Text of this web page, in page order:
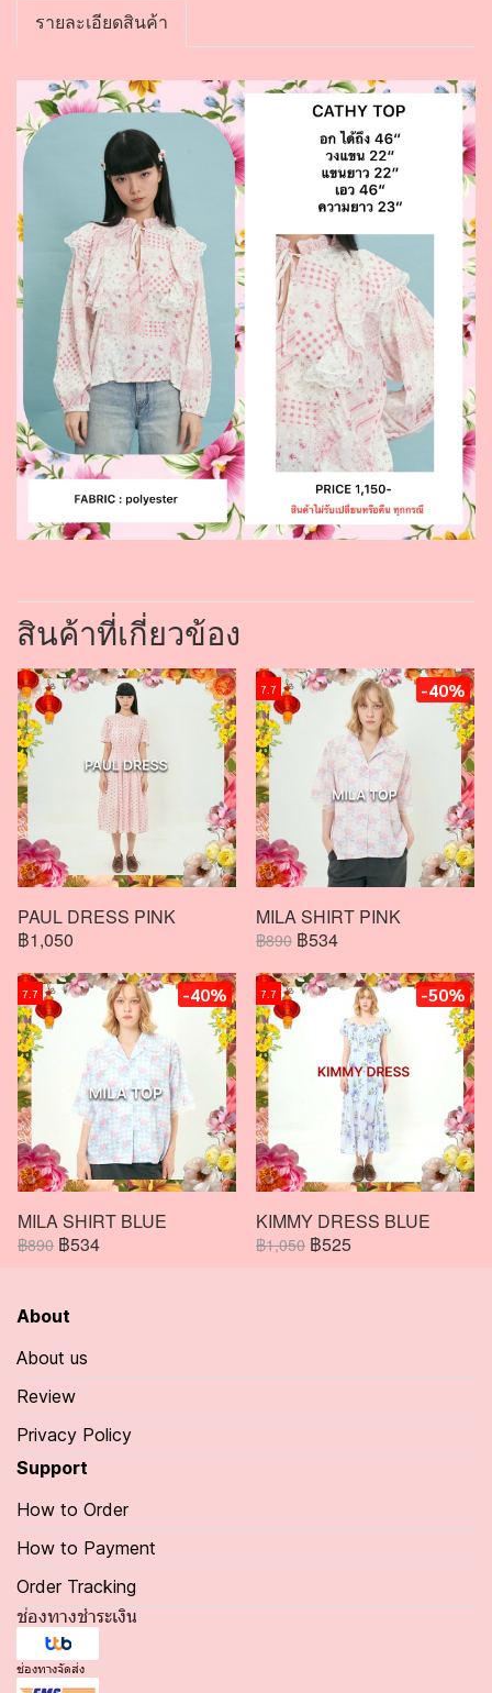
รายละเอียดสินค้า
สินค้าที่เกี่ยวข้อง
PAUL DRESS PINK
฿1,050
7.7 -40%
MILA SHIRT PINK
฿890 ฿534
7.7 -40%
MILA SHIRT BLUE
฿890 ฿534
7.7 -50%
KIMMY DRESS BLUE
฿1,050 ฿525
About
About us
Review
Privacy Policy
Support
How to Order
How to Payment
Order Tracking
ช่องทางชำระเงิน
ช่องทางจัดส่ง